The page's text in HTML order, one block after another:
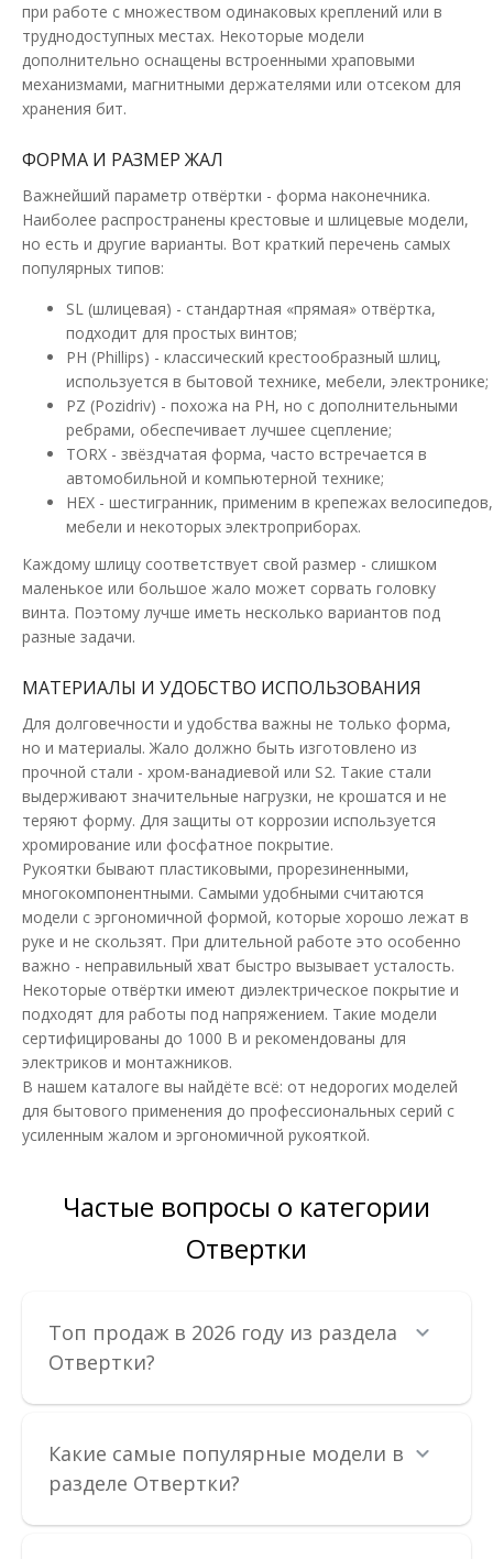
Отвертка YATO 1000 V 100 мм
Доступность: В наличии
Изолированная отвертка серии Slim с плоским наконечником.
132.31 грн
В КОРЗИНУ
В сравнения
В закладки
Отвертка YATO 1000 V 100 мм
Доступность: В наличии
Диэлектрическая изолированная отвертка с плоским шлицем
YATO YT-282662. Изолированная отвертка сери..
при работе с множеством одинаковых креплений или в
труднодоступных местах. Некоторые модели
дополнительно оснащены встроенными храповыми
механизмами, магнитными держателями или отсеком для
хранения бит.
ФОРМА И РАЗМЕР ЖАЛ
Важнейший параметр отвёртки - форма наконечника.
Наиболее распространены крестовые и шлицевые модели,
но есть и другие варианты. Вот краткий перечень самых
популярных типов:
SL (шлицевая) - стандартная «прямая» отвёртка,
подходит для простых винтов;
PH (Phillips) - классический крестообразный шлиц,
используется в бытовой технике, мебели, электронике;
PZ (Pozidriv) - похожа на PH, но с дополнительными
ребрами, обеспечивает лучшее сцепление;
TORX - звёздчатая форма, часто встречается в
автомобильной и компьютерной технике;
HEX - шестигранник, применим в крепежах велосипедов,
мебели и некоторых электроприборах.
Каждому шлицу соответствует свой размер - слишком
маленькое или большое жало может сорвать головку
винта. Поэтому лучше иметь несколько вариантов под
разные задачи.
МАТЕРИАЛЫ И УДОБСТВО ИСПОЛЬЗОВАНИЯ
Для долговечности и удобства важны не только форма,
но и материалы. Жало должно быть изготовлено из
прочной стали - хром-ванадиевой или S2. Такие стали
выдерживают значительные нагрузки, не крошатся и не
теряют форму. Для защиты от коррозии используется
хромирование или фосфатное покрытие.
Рукоятки бывают пластиковыми, прорезиненными,
многокомпонентными. Самыми удобными считаются
модели с эргономичной формой, которые хорошо лежат в
руке и не скользят. При длительной работе это особенно
важно - неправильный хват быстро вызывает усталость.
Некоторые отвёртки имеют диэлектрическое покрытие и
подходят для работы под напряжением. Такие модели
сертифицированы до 1000 В и рекомендованы для
электриков и монтажников.
В нашем каталоге вы найдёте всё: от недорогих моделей
для бытового применения до профессиональных серий с
усиленным жалом и эргономичной рукояткой.
Частые вопросы о категории
Отвертки
Топ продаж в 2026 году из раздела
Отвертки?
Какие самые популярные модели в
разделе Отвертки?